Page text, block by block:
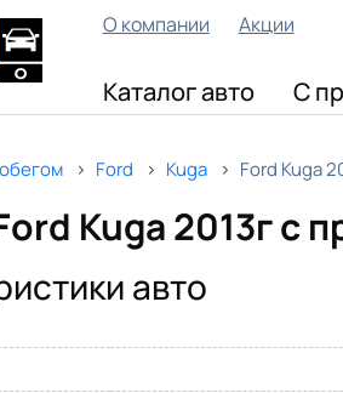
О компании Акции
Каталог авто С
Ford Kuga Ford Kuga
Kuga 2013г с
авто